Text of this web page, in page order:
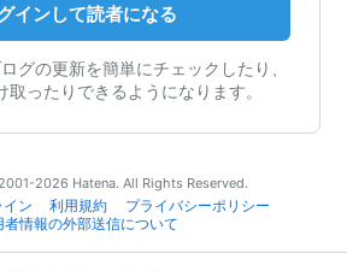
インして読者になる
グの更新を簡単にチェックしたり、
取ったりできるようになります。
2026 Hatena. All Rights Reserved.
イン 利用規約
プライバシーポリシー
者情報の外部送信について